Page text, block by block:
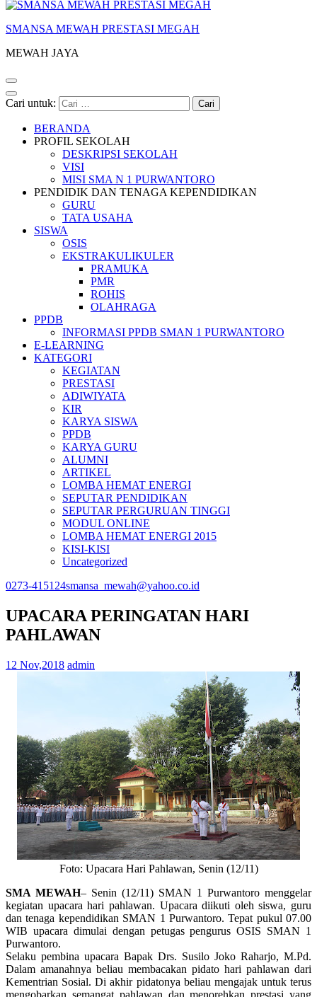
SMANSA MEWAH PRESTASI MEGAH
MEWAH JAYA
Cari untuk:
BERANDA
PROFIL SEKOLAH
DESKRIPSI SEKOLAH
VISI
MISI SMA N 1 PURWANTORO
PENDIDIK DAN TENAGA KEPENDIDIKAN
GURU
TATA USAHA
SISWA
OSIS
EKSTRAKULIKULER
PRAMUKA
PMR
ROHIS
OLAHRAGA
PPDB
INFORMASI PPDB SMAN 1 PURWANTORO
E-LEARNING
KATEGORI
KEGIATAN
PRESTASI
ADIWIYATA
KIR
KARYA SISWA
PPDB
KARYA GURU
ALUMNI
ARTIKEL
LOMBA HEMAT ENERGI
SEPUTAR PENDIDIKAN
SEPUTAR PERGURUAN TINGGI
MODUL ONLINE
LOMBA HEMAT ENERGI 2015
KISI-KISI
Uncategorized
0273-415124smansa_mewah@yahoo.co.id
UPACARA PERINGATAN HARI
PAHLAWAN
12 Nov,2018 admin
Foto: Upacara Hari Pahlawan, Senin (12/11)
SMA MEWAH– Senin (12/11) SMAN 1 Purwantoro menggelar
kegiatan upacara hari pahlawan. Upacara diikuti oleh siswa, guru
dan tenaga kependidikan SMAN 1 Purwantoro. Tepat pukul 07.00
WIB upacara dimulai dengan petugas pengurus OSIS SMAN 1
Purwantoro.
Selaku pembina upacara Bapak Drs. Susilo Joko Raharjo, M.Pd.
Dalam amanahnya beliau membacakan pidato hari pahlawan dari
Kementrian Sosial. Di akhir pidatonya beliau mengajak untuk terus
mengobarkan semangat pahlawan dan menorehkan prestasi yang